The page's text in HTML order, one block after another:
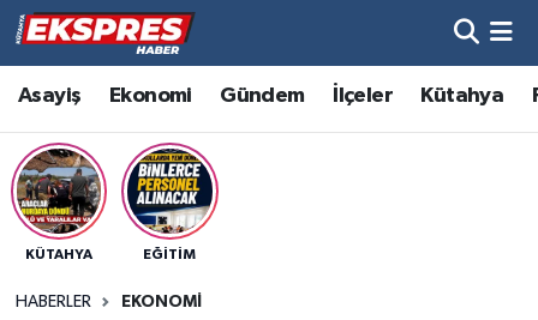
Asayiş Ekonomi Gündem İlçeler Kütahya
KÜTAHYA EĞITIM
HABERLER EKONOMI
Altıntaş
Asayiş
Aslanapa
Hava Durumu
Trafik Durumu
Süper Lig Puan Durumu ve Fikstür